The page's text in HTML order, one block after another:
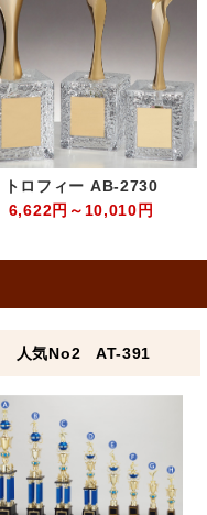
トロフィー AB-2730
6,622円～10,010円
人気No2 AT-391